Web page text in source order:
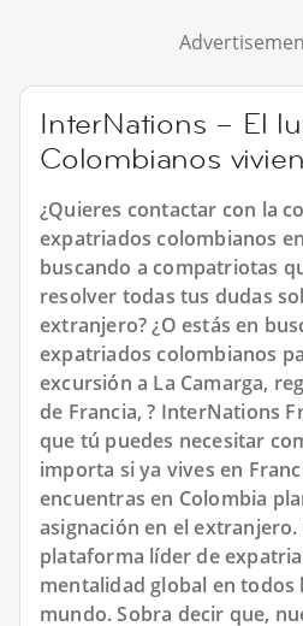
InterNations – El
Colombianos
¿Quieres contactar con la
expatriados colombianos
buscando a compatriotas
resolver todas tus dudas
extranjero? ¿O estás en
expatriados colombianos
excursión a La Camarga,
de Francia, ? InterNations
que tú puedes necesitar
importa si ya vives en
encuentras en Colombia
asignación en el
plataforma líder de
mentalidad global en todos
mundo. Sobra decir que,